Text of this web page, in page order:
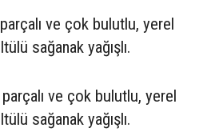
ve çok bulutlu, yerel
sağanak yağışlı.
ve çok bulutlu, yerel
sağanak yağışlı.